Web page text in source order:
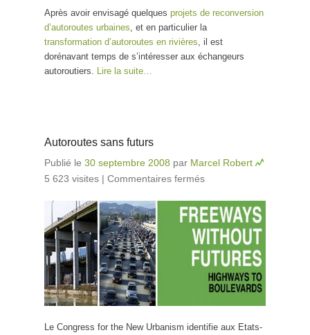
autoroutiers?
Après avoir envisagé quelques projets de reconversion
d’autoroutes urbaines , et en particulier la
transformation d’autoroutes en rivières , il est
dorénavant temps de s’intéresser aux échangeurs
autoroutiers. Lire la suite…
Autoroutes sans futurs
Publié le 30 septembre 2008 par Marcel Robert
5 623 visites | Commentaires fermés
Le Congress for the New Urbanism identifie aux Etats-